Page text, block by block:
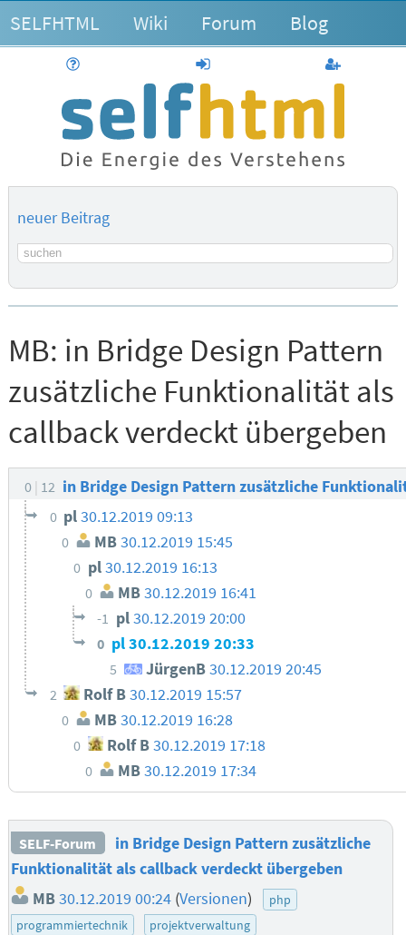
SELFHTML Wiki Forum Blog
anmelden
neuer Beitrag
Suchbegriff
MB: in Bridge Design Pattern
zusätzliche Funktionalität als
callback verdeckt übergeben
0 12 in Bridge Design Pattern zusätzliche
0 pl30.12.2019 09:13
0 MB 30.12.2019 15:45
0 pl30.12.2019 16:13
0 MB30.12.2019 16:41
-1 pl30.12.2019 20:00
0 pl30.12.2019 20:33
5 JürgenB 30.12.2019 20:45
2 Rolf B30.12.2019 15:57
0 MB 30.12.2019 16:28
0 Rolf B 30.12.2019 17:18
0 MB30.12.2019 17:34
SELF-Forum
in Bridge Design Pattern zusätzliche
Funktionalität als callback verdeckt übergeben
MB 30.12.2019 00:24 (Versionen)
php
programmiertechnik
projektverwaltung